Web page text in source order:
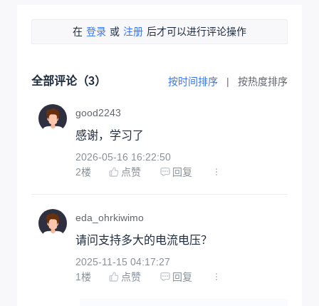
在 登录 或 注册 后才可以进行评论操作
全部评论（3） 按时间排序 | 按热度排序
good2243
感谢，学习了
2026-05-16 16:22:50
2楼 点赞 回复
eda_ohrkiwimo
请问支持多大的电流电压？
2025-11-15 04:17:27
1楼 点赞 回复